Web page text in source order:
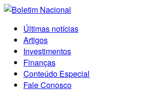
Últimas notícias
Artigos
Investimentos
Finanças
Conteúdo Especial
Fale Conosco